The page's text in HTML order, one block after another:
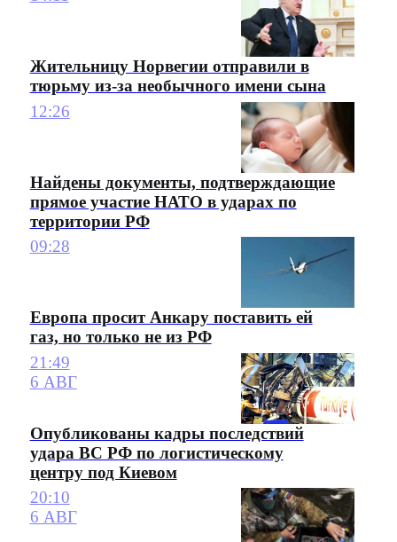
Жительницу Норвегии отправили в
тюрьму из-за необычного имени сына
12:26
Найдены документы, подтверждающие
прямое участие НАТО в ударах по
территории РФ
09:28
Европа просит Анкару поставить ей
газ, но только не из РФ
21:49
6 АВГ
Опубликованы кадры последствий
удара ВС РФ по логистическому
центру под Киевом
20:10
6 АВГ